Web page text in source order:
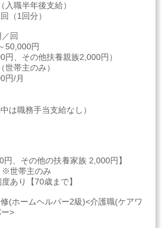
職半年後支給）
（1回分）
回
50,000円
円、その他扶養親族2,000円）
帯主のみ）
円/月
は職務手当支給なし）
、その他の扶養家族 2,000円】
世帯主のみ
あり【70歳まで】
(ホームヘルパー2級)<介護職(ケアワ
>